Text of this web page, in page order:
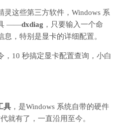
这些第三方软件， Windows 系
——dxdiag ，只要输入一个命
，特别是显卡的详细配置。
， 10 秒搞定显卡配置查询，小白
具 ，是Windows 系统自带的硬件
就有了，一直沿用至今。